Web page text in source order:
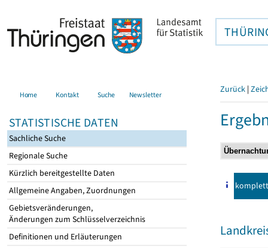
Home Kontakt Suche Newsletter
STATISTISCHE DATEN
Sachliche Suche
Regionale Suche
Kürzlich bereitgestellte Daten
Allgemeine Angaben, Zuordnungen
Gebietsveränderungen,
Änderungen zum Schlüsselverzeichnis
Definitionen und Erläuterungen
Zurück |
komplett